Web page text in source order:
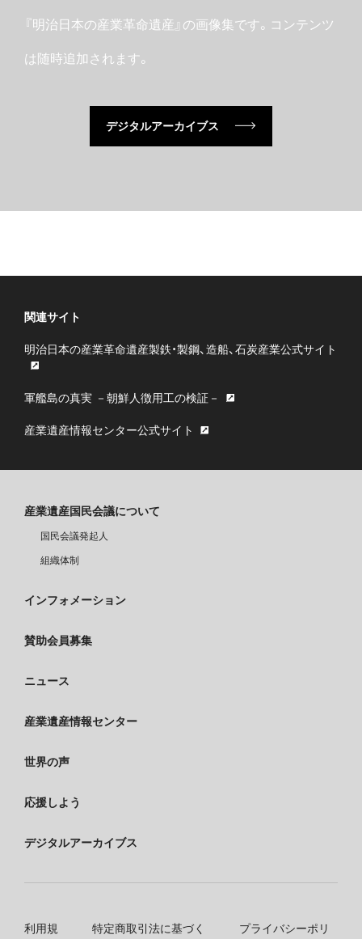
『明治日本の産業革命遺産』の画像集です。コンテンツ
は随時追加されます。
デジタルアーカイブス
関連サイト
明治日本の産業革命遺産製鉄・製鋼、造船、石炭産業公式サイト
軍艦島の真実 －朝鮮人徴用工の検証－
産業遺産情報センター公式サイト
産業遺産国民会議について
国民会議発起人
組織体制
インフォメーション
賛助会員募集
ニュース
産業遺産情報センター
世界の声
応援しよう
デジタルアーカイブス
利用規
特定商取引法に基づく
プライバシーポリ